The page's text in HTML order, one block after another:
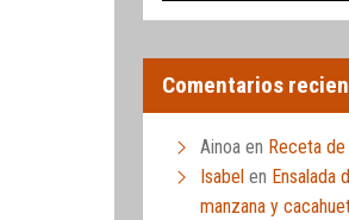
Comentarios
Ainoa en Receta
Isabel en Ensalada
manzana y